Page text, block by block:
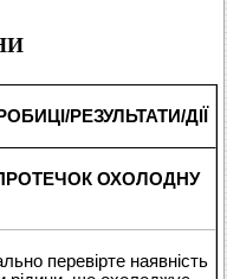
РЕЗУЛЬТАТИ/ДІЇ
ОХОЛОДНУ
перевірте наявність